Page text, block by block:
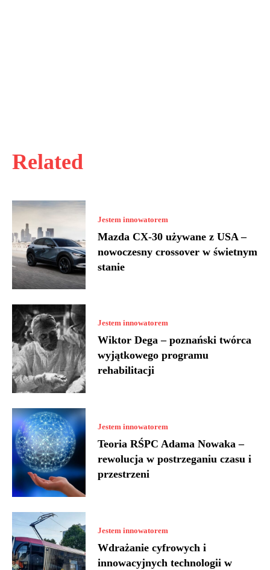
Related
Jestem innowatorem
Mazda CX-30 używane z USA –
nowoczesny crossover w świetnym
stanie
Jestem innowatorem
Wiktor Dega – poznański twórca
wyjątkowego programu
rehabilitacji
Jestem innowatorem
Teoria RŚPC Adama Nowaka –
rewolucja w postrzeganiu czasu i
przestrzeni
Jestem innowatorem
Wdrażanie cyfrowych i
innowacyjnych technologii w